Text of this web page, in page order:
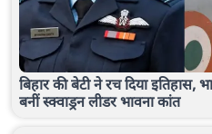
बिहार की बेटी ने रच दिया इतिहास,
बनीं स्क्वाड्रन लीडर भावना कांत